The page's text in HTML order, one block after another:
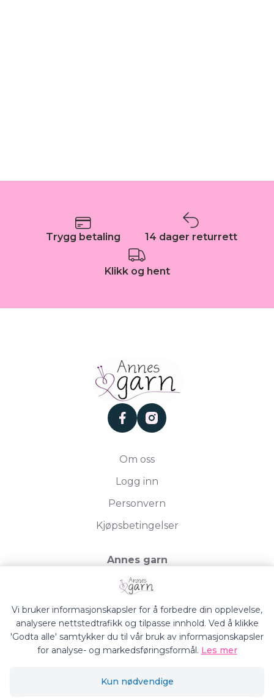
Trygg betaling 14 dager returrett
Klikk og hent
facebookinstagram
Om oss
Logg inn
Personvern
Kjøpsbetingelser
Annes garn
Storgata 19, 2750 Gran
Org.nr. 994050613
Vi bruker informasjonskapsler for å forbedre din opplevelse,
analysere nettstedtrafikk og tilpasse innhold. Ved å klikke
'Godta alle' samtykker du til vår bruk av informasjonskapsler
for analyse- og markedsføringsformål. Les mer
Kun nødvendige